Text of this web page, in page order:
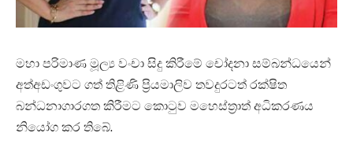
මහා පරිමාණ මූල්‍ය වංචා සිදු කිරීමේ චෝදනා සම්බන්ධයෙන්
අත්අඩංගුවට ගත් තිළිණි ප්‍රියමාලිව තවදුරටත් රක්ෂිත
බන්ධනාගාරගත කිරීමට කොටුව මහෙස්ත්‍රාත් අධිකරණය
නියෝග කර තිබේ.